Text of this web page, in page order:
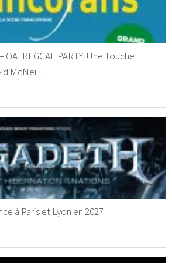
OAI REGGAE PARTY, Une Touche
McNeil…
à Paris et Lyon en 2027